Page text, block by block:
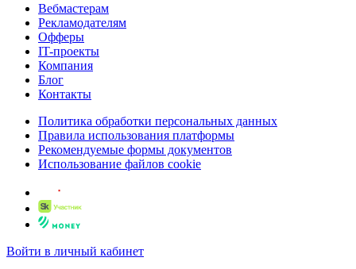
Вебмастерам
Рекламодателям
Офферы
IT-проекты
Компания
Блог
Контакты
Политика обработки персональных данных
Правила использования платформы
Рекомендуемые формы документов
Использование файлов cookie
Войти в личный кабинет